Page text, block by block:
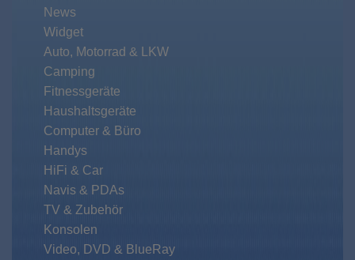
News
Widget
Auto, Motorrad & LKW
Camping
Fitnessgeräte
Haushaltsgeräte
Computer & Büro
Handys
HiFi & Car
Navis & PDAs
TV & Zubehör
Konsolen
Video, DVD & BlueRay